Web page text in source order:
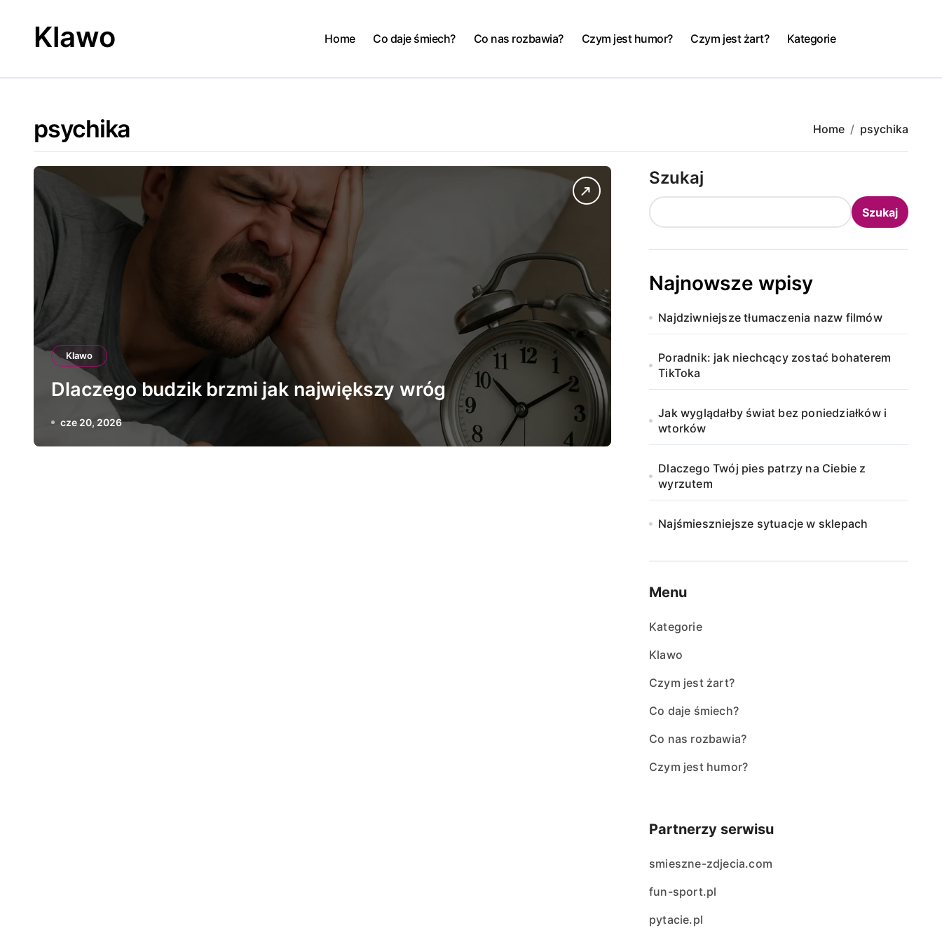
contentKlawo Home Co daje śmiech? Co nas rozbawia? Czym jest humor? Czym jest żart? Kategorie
psychika Home psychika
Klawo
Dlaczego budzik brzmi jak największy wróg
cze 20, 2026
Szukaj
Szukaj
Najnowsze wpisy
Najdziwniejsze tłumaczenia nazw filmów
Poradnik: jak niechcący zostać bohaterem
TikToka
Jak wyglądałby świat bez poniedziałków i
wtorków
Dlaczego Twój pies patrzy na Ciebie z
wyrzutem
Najśmieszniejsze sytuacje w sklepach
Menu
Kategorie
Klawo
Czym jest żart?
Co daje śmiech?
Co nas rozbawia?
Czym jest humor?
Partnerzy serwisu
smieszne-zdjecia.com
fun-sport.pl
pytacie.pl